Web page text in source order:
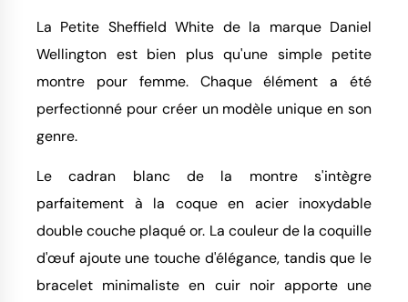
La Petite Sheffield White de la marque Daniel
Wellington est bien plus qu'une simple petite
montre pour femme. Chaque élément a été
perfectionné pour créer un modèle unique en son
genre.
Le cadran blanc de la montre s'intègre
parfaitement à la coque en acier inoxydable
double couche plaqué or. La couleur de la coquille
d'œuf ajoute une touche d'élégance, tandis que le
bracelet minimaliste en cuir noir apporte une